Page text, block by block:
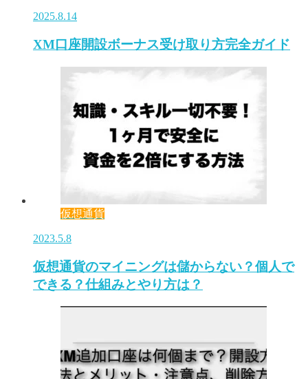
2025.8.14
XM口座開設ボーナス受け取り方完全ガイド
仮想通貨
2023.5.8
仮想通貨のマイニングは儲からない？個人で
できる？仕組みとやり方は？